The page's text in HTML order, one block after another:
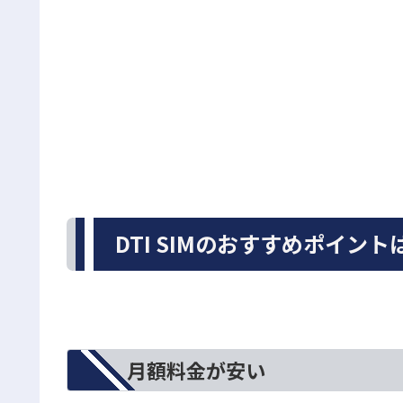
DTI SIMのおすすめポイント
月額料金が安い